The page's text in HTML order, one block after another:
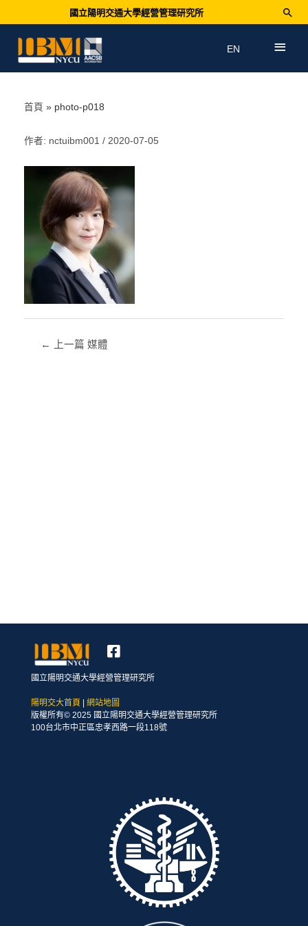
國立陽明交通大學經營管理研究所
EN
首頁 photo-p018
作者: nctuibm001 / 2020-07-05
← 上一篇 媒體
國立陽明交通大學經營管理研究所
陽明交大首頁
網站地圖
版權所有© 2025 國立陽明交通大學經營管理研究所
100台北市中正區忠孝西路一段118號